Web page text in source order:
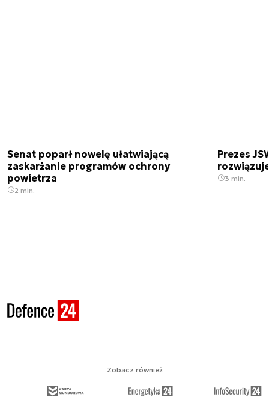
Senat poparł nowelę ułatwiającą
zaskarżanie programów ochrony
powietrza
2 min.
Prezes
3 min.
Zobacz również